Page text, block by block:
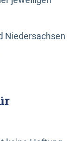
Niedersachsen